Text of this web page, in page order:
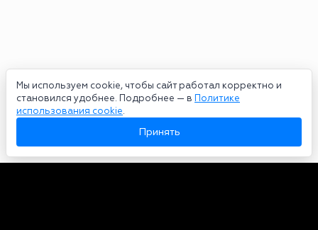
Мы используем cookie, чтобы сайт работал корректно и
становился удобнее. Подробнее — в Политике
использования cookie.
Принять